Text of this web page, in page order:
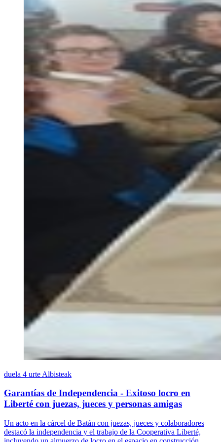
duela 4 urte Albisteak
Garantías de Independencia - Exitoso locro en
Liberté con juezas, jueces y personas amigas
Un acto en la cárcel de Batán con juezas, jueces y colaboradores
destacó la independencia y el trabajo de la Cooperativa Liberté,